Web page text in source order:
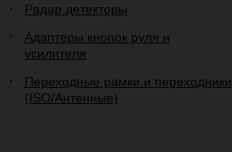
Радар детекторы
Адаптеры кнопок руля и
усилителя
Переходные рамки и переходники
(ISO/Антенные)